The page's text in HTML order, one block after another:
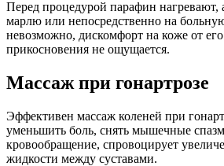
Перед процедурой парафин нагревают,
марлю или непосредственно на
невозможно, дискомфорт на коже от его
прикосновения не ощущается.
Массаж при гонартрозе
Эффективен массаж коленей при
уменьшить боль, снять мышечные
кровообращение, спровоцирует
жидкости между суставами.